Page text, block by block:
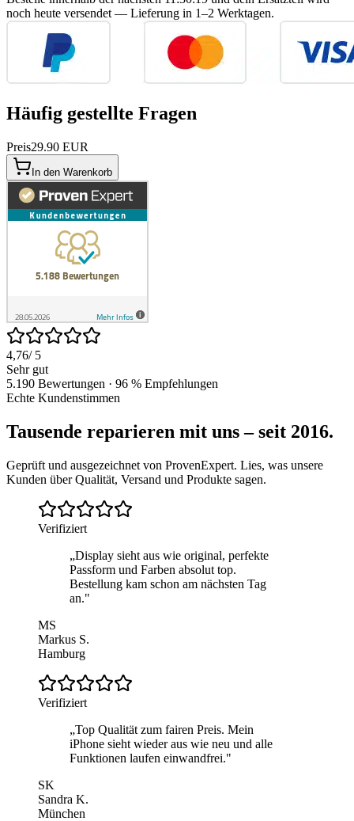
noch heute versendet — Lieferung in 1–2 Werktagen.
Häufig gestellte Fragen
Preis29.90 EUR
In den Warenkorb
4,76/ 5
Sehr gut
5.190 Bewertungen · 96 % Empfehlungen
Echte Kundenstimmen
Tausende reparieren mit uns – seit 2016.
Geprüft und ausgezeichnet von ProvenExpert. Lies, was unsere
Kunden über Qualität, Versand und Produkte sagen.
Verifiziert
„Display sieht aus wie original, perfekte
Passform und Farben absolut top.
Bestellung kam schon am nächsten Tag
an."
MS
Markus S.
Hamburg
Verifiziert
„Top Qualität zum fairen Preis. Mein
iPhone sieht wieder aus wie neu und alle
Funktionen laufen einwandfrei."
SK
Sandra K.
München